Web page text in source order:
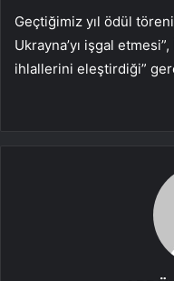
Geçtiğimiz yıl ödül
Ukrayna’yı işgal
ihlallerini eleştirdiği”